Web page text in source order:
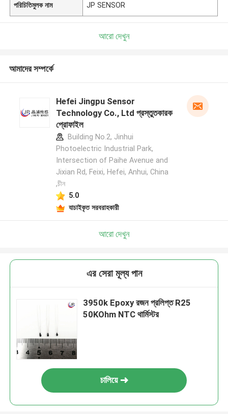
পরিচিতিমুলক নাম JP SENSOR
আরো দেখুন
আমাদের সম্পর্কে
Hefei Jingpu Sensor
Technology Co., Ltd প্রস্তুতকারক
প্রোফাইল
Building No.2, Jinhui
Photoelectric Industrial Park,
Intersection of Paihe Avenue and
Jixian Rd, Feixi, Hefei, Anhui, China
,চীন
5.0
যাচাইকৃত সরবরাহকারী
আরো দেখুন
এর সেরা মূল্য পান
3950k Epoxy রজন প্রলিপ্ত R25
50KOhm NTC থার্মিস্টর
চালিয়ে